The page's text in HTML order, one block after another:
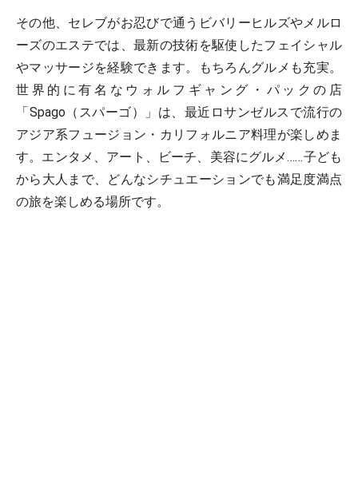
その他、セレブがお忍びで通うビバリーヒルズやメルロ
ーズのエステでは、最新の技術を駆使したフェイシャル
やマッサージを経験できます。もちろんグルメも充実。
世界的に有名なウォルフギャング・パックの店
「Spago（スパーゴ）」は、最近ロサンゼルスで流行の
アジア系フュージョン・カリフォルニア料理が楽しめま
す。エンタメ、アート、ビーチ、美容にグルメ……子ども
から大人まで、どんなシチュエーションでも満足度満点
の旅を楽しめる場所です。